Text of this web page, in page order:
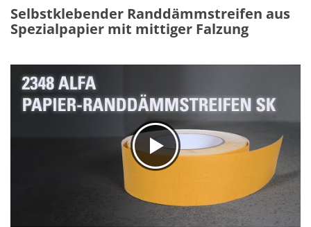
Selbstklebender Randdämmstreifen aus
Spezialpapier mit mittiger Falzung